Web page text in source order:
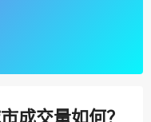
成交量如何？